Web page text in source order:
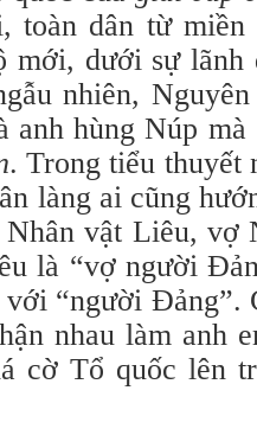
toàn dân từ miền
mới, dưới sự lãnh
nhiên,
anh hùng Núp
. Trong tiểu thuyết
làng ai cũng
vật Liêu, vợ
là “vợ người
với “người Đảng”.
nhau làm anh
cờ Tổ quốc lên